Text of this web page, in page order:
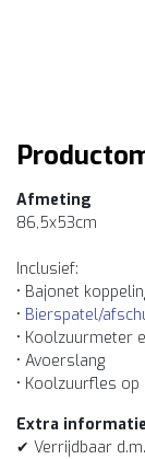
Afmeting
86,5x53cm
Inclusief:
• Bajonet
• Bierspatel/
• Koolzuurmeter
• Avoerslang
• Koolzuurfles
Extra informatie
✔ Verrijdbaar